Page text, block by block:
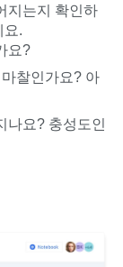
지는지 확인하
요.
요?
찰인가요? 아
나요? 충성도인